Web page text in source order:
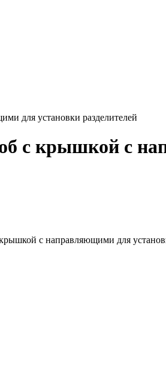
для установки разделителей
с крышкой с
с направляющими для